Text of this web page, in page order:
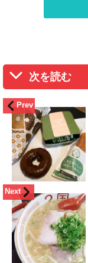
次を読む
Prev
Next